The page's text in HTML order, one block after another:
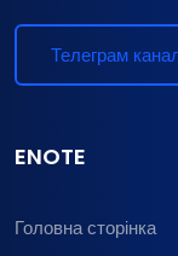
Телеграм
ENOTE
Головна сторінка